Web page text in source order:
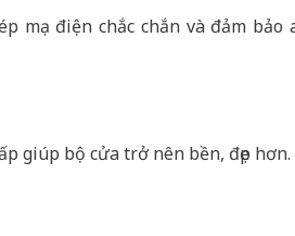
mạ điện chắc chắn và đảm bảo
giúp bộ cửa trở nên bền, đẹp hơn.